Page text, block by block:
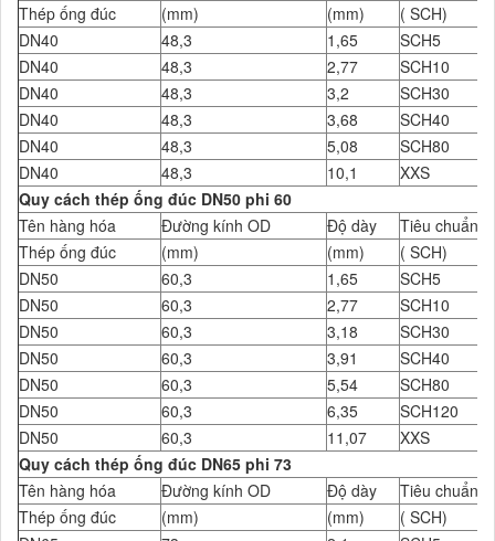
Thép ống đúc
(mm) (mm)
( SCH)
DN40
48,3 1,65
SCH5
DN40
48,3 2,77
SCH10
DN40
48,3 3,2
SCH30
DN40
48,3 3,68
SCH40
DN40
48,3 5,08
SCH80
DN40
48,3 10,1
XXS
Quy cách thép ống đúc DN50 phi 60
Tên hàng hóa
Đường kính OD Độ dày
Tiêu chuẩn
Thép ống đúc
(mm) (mm)
( SCH)
DN50
60,3 1,65
SCH5
DN50
60,3 2,77
SCH10
DN50
60,3 3,18
SCH30
DN50
60,3 3,91
SCH40
DN50
60,3 5,54
SCH80
DN50
60,3 6,35
SCH120
DN50
60,3 11,07
XXS
Quy cách thép ống đúc DN65 phi 73
Tên hàng hóa
Đường kính OD Độ dày
Tiêu chuẩn
Thép ống đúc
(mm) (mm)
( SCH)